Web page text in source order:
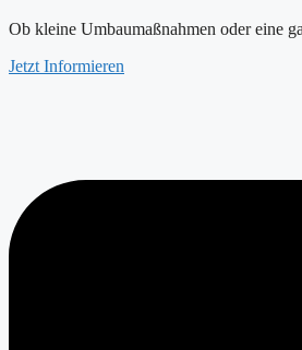
Ob kleine Umbaumaßnahmen oder eine
Jetzt Informieren